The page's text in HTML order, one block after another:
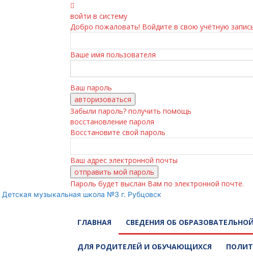
войти в систему
Добро пожаловать! Войдите в свою учётную
Ваше имя пользователя
Ваш пароль
Забыли пароль? получить помощь
восстановление пароля
Восстановите свой пароль
Ваш адрес электронной почты
Пароль будет выслан Вам по электронной почте.
Детская музыкальная школа №3 г. Рубцовск
ГЛАВНАЯ СВЕДЕНИЯ ОБ
ДЛЯ РОДИТЕЛЕЙ И ОБУЧАЮЩИХСЯ